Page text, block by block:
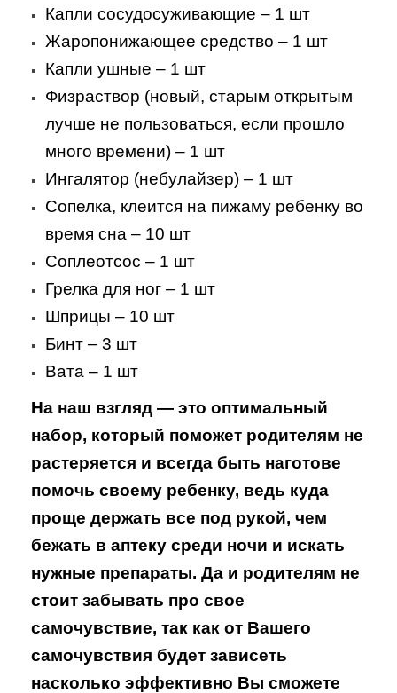
Капли сосудосуживающие – 1 шт
Жаропонижающее средство – 1 шт
Капли ушные – 1 шт
Физраствор (новый, старым открытым
лучше не пользоваться, если прошло
много времени) – 1 шт
Ингалятор (небулайзер) – 1 шт
Сопелка, клеится на пижаму ребенку во
время сна – 10 шт
Соплеотсос – 1 шт
Грелка для ног – 1 шт
Шприцы – 10 шт
Бинт – 3 шт
Вата – 1 шт
На наш взгляд — это оптимальный
набор, который поможет родителям не
растеряется и всегда быть наготове
помочь своему ребенку, ведь куда
проще держать все под рукой, чем
бежать в аптеку среди ночи и искать
нужные препараты. Да и родителям не
стоит забывать про свое
самочувствие, так как от Вашего
самочувствия будет зависеть
насколько эффективно Вы сможете